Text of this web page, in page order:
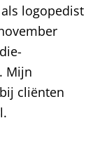
logopedist
Mijn
cliënten